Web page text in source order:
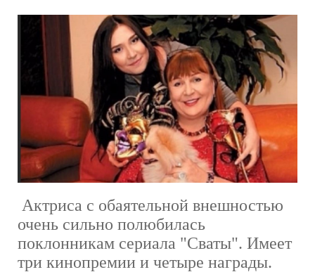
Актриса с обаятельной внешностью
очень сильно полюбилась
поклонникам сериала "Сваты". Имеет
три кинопремии и четыре награды.